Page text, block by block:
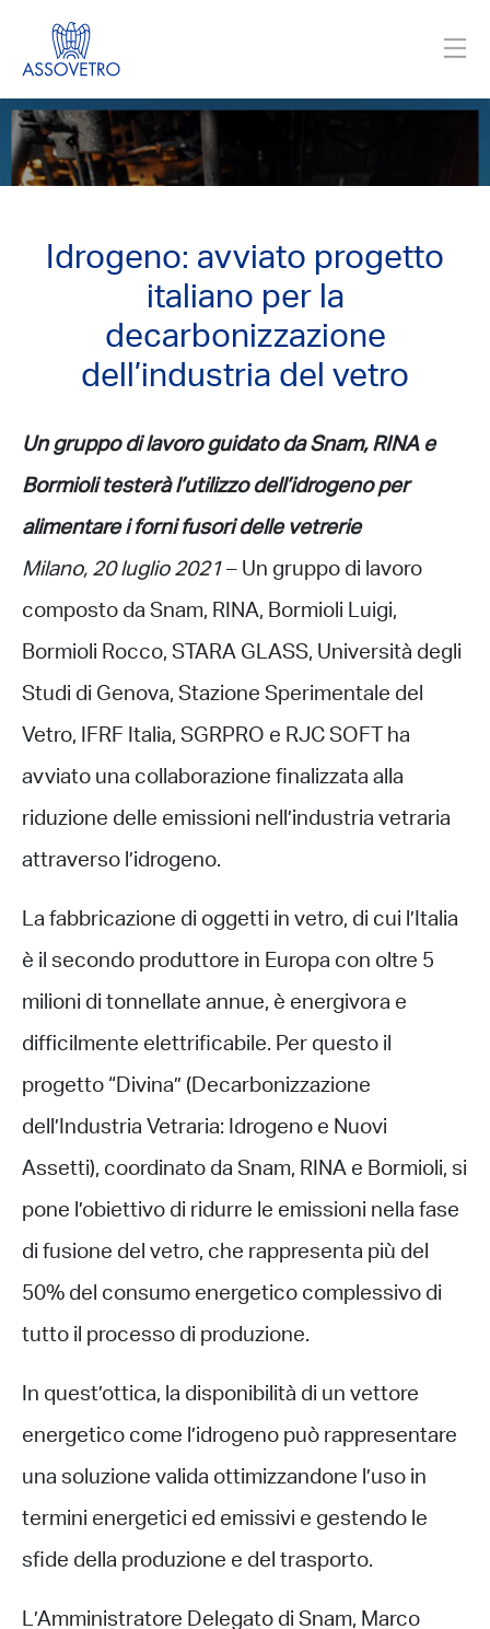
Idrogeno: avviato progetto
italiano per la
decarbonizzazione
dell’industria del vetro
Un gruppo di lavoro guidato da Snam, RINA e
Bormioli testerà l’utilizzo dell’idrogeno per
alimentare i forni fusori delle vetrerie
Milano, 20 luglio 2021 – Un gruppo di lavoro
composto da Snam, RINA, Bormioli Luigi,
Bormioli Rocco, STARA GLASS, Università degli
Studi di Genova, Stazione Sperimentale del
Vetro, IFRF Italia, SGRPRO e RJC SOFT ha
avviato una collaborazione finalizzata alla
riduzione delle emissioni nell’industria vetraria
attraverso l’idrogeno.
La fabbricazione di oggetti in vetro, di cui l’Italia
è il secondo produttore in Europa con oltre 5
milioni di tonnellate annue, è energivora e
difficilmente elettrificabile. Per questo il
progetto “Divina” (Decarbonizzazione
dell’Industria Vetraria: Idrogeno e Nuovi
Assetti), coordinato da Snam, RINA e Bormioli, si
pone l’obiettivo di ridurre le emissioni nella fase
di fusione del vetro, che rappresenta più del
50% del consumo energetico complessivo di
tutto il processo di produzione.
In quest’ottica, la disponibilità di un vettore
energetico come l’idrogeno può rappresentare
una soluzione valida ottimizzandone l’uso in
termini energetici ed emissivi e gestendo le
sfide della produzione e del trasporto.
L’Amministratore Delegato di Snam, Marco